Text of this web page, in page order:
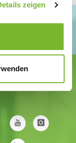
zeigen